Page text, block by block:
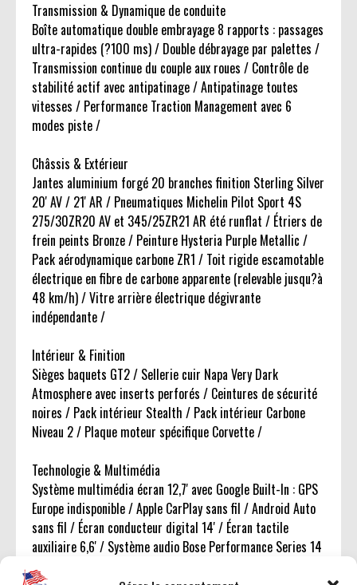
Transmission & Dynamique de conduite
Boîte automatique double embrayage 8 rapports : passages
ultra-rapides (?100 ms) / Double débrayage par palettes /
Transmission continue du couple aux roues / Contrôle de
stabilité actif avec antipatinage / Antipatinage toutes
vitesses / Performance Traction Management avec 6
modes piste /
Châssis & Extérieur
Jantes aluminium forgé 20 branches finition Sterling Silver
20' AV / 21' AR / Pneumatiques Michelin Pilot Sport 4S
275/30ZR20 AV et 345/25ZR21 AR été runflat / Étriers de
frein peints Bronze / Peinture Hysteria Purple Metallic /
Pack aérodynamique carbone ZR1 / Toit rigide escamotable
électrique en fibre de carbone apparente (relevable jusqu?à
48 km/h) / Vitre arrière électrique dégivrante
indépendante /
Intérieur & Finition
Sièges baquets GT2 / Sellerie cuir Napa Very Dark
Atmosphere avec inserts perforés / Ceintures de sécurité
noires / Pack intérieur Stealth / Pack intérieur Carbone
Niveau 2 / Plaque moteur spécifique Corvette /
Technologie & Multimédia
Système multimédia écran 12,7' avec Google Built-In : GPS
Europe indisponible / Apple CarPlay sans fil / Android Auto
sans fil / Écran conducteur digital 14' / Écran tactile
auxiliaire 6,6' / Système audio Bose Performance Series 14
haut-parleurs /